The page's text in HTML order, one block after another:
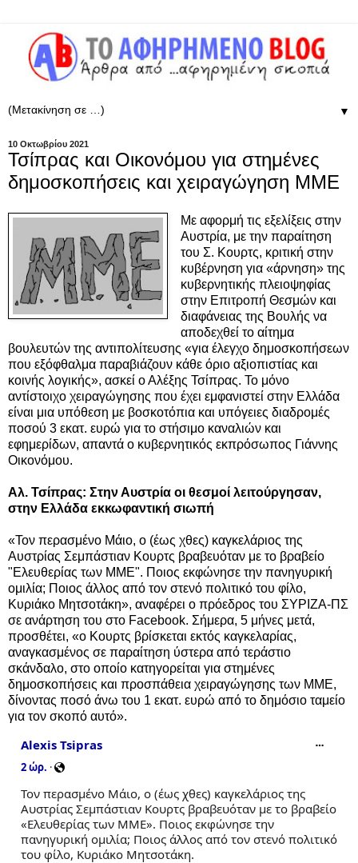
▼
10 Οκτωβρίου 2021
Τσίπρας και Οικονόμου για στημένες
δημοσκοπήσεις και χειραγώγηση ΜΜΕ
Με αφορμή τις εξελίξεις στην
Αυστρία, με την παραίτηση
του Σ. Κουρτς, κριτική στην
κυβέρνηση για «άρνηση» της
κυβερνητικής πλειοψηφίας
στην Επιτροπή Θεσμών και
διαφάνειας της Βουλής να
αποδεχθεί το αίτημα
βουλευτών της αντιπολίτευσης «για έλεγχο δημοσκοπήσεων
που εξόφθαλμα παραβιάζουν κάθε όριο αξιοπιστίας και
κοινής λογικής», ασκεί ο Αλέξης Τσίπρας. Το μόνο
αντίστοιχο χειραγώγησης που έχει εμφανιστεί στην Ελλάδα
είναι μια υπόθεση με βοσκοτόπια και υπόγειες διαδρομές
ποσού 3 εκατ. ευρώ για το στήσιμο καναλιών και
εφημερίδων, απαντά ο κυβερνητικός εκπρόσωπος Γιάννης
Οικονόμου.
Αλ. Τσίπρας: Στην Αυστρία οι θεσμοί λειτούργησαν,
στην Ελλάδα εκκωφαντική σιωπή
«Τον περασμένο Μάιο, ο (έως χθες) καγκελάριος της
Αυστρίας Σεμπάστιαν Κουρτς βραβευόταν με το βραβείο
"Ελευθερίας των ΜΜΕ". Ποιος εκφώνησε την πανηγυρική
ομιλία; Ποιος άλλος από τον στενό πολιτικό του φίλο,
Κυριάκο Μητσοτάκη», αναφέρει ο πρόεδρος του ΣΥΡΙΖΑ-ΠΣ
σε ανάρτηση του στο Facebook. Σήμερα, 5 μήνες μετά,
προσθέτει, «ο Κουρτς βρίσκεται εκτός καγκελαρίας,
αναγκασμένος σε παραίτηση ύστερα από τεράστιο
σκάνδαλο, στο οποίο κατηγορείται για στημένες
δημοσκοπήσεις και προσπάθεια χειραγώγησης των ΜΜΕ,
δίνοντας ποσό άνω του 1 εκατ. ευρώ από το δημόσιο ταμείο
για τον σκοπό αυτό».
Alexis Tsipras
2 ώρ. ·
Τον περασμένο Μάιο, ο (έως χθες) καγκελάριος της
Αυστρίας Σεμπάστιαν Κουρτς βραβευόταν με το βραβείο
«Ελευθερίας των ΜΜΕ». Ποιος εκφώνησε την
πανηγυρική ομιλία; Ποιος άλλος από τον στενό πολιτικό
του φίλο, Κυριάκο Μητσοτάκη.